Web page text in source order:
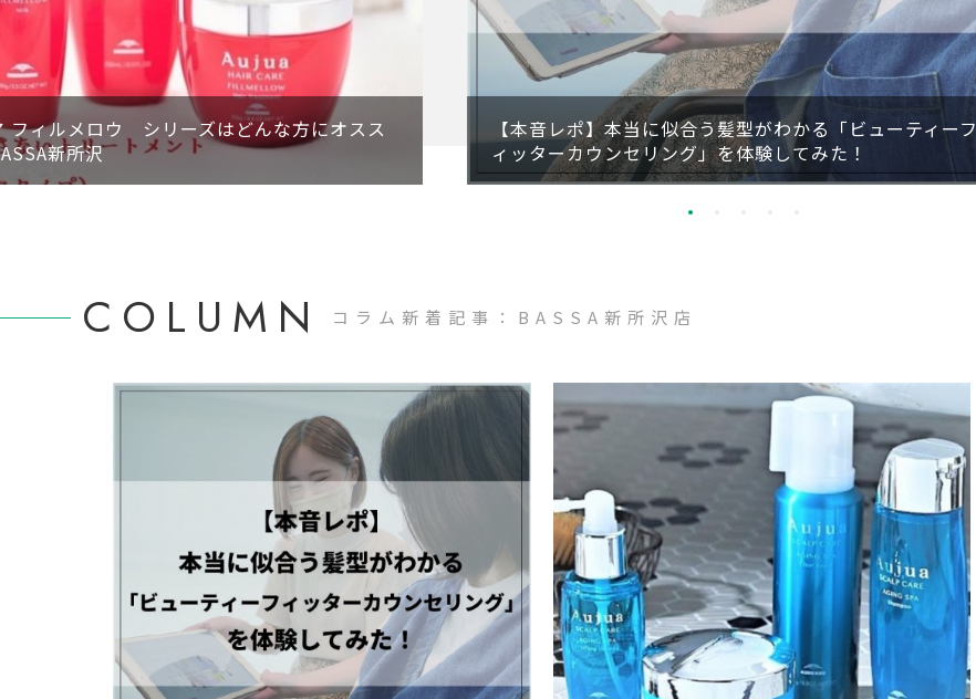
フィルメロウ シリーズはどんな方にオスス
新所沢
【本音レポ】本当に似合う髪型がわかる「ビューティーフ
ィッターカウンセリング」を体験してみた！
COLUMN コラム新着記事：BASSA新所沢店